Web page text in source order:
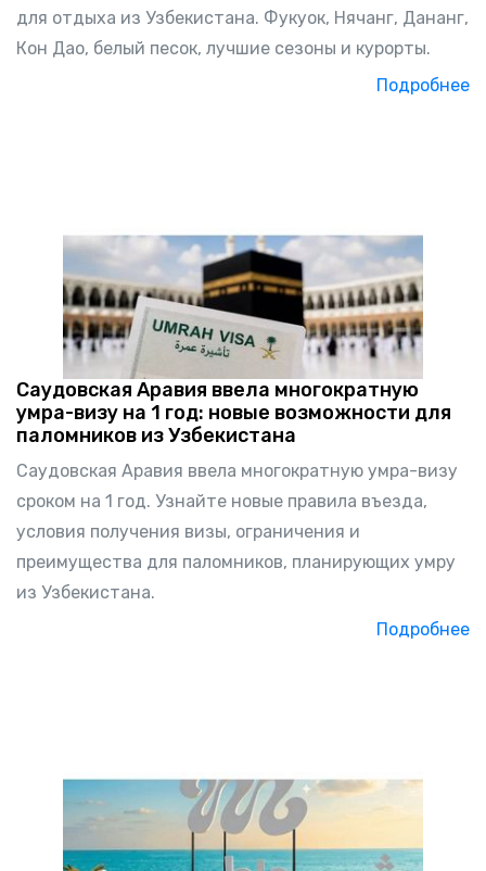
для отдыха из Узбекистана. Фукуок, Нячанг, Дананг,
Кон Дао, белый песок, лучшие сезоны и курорты.
Подробнее
Саудовская Аравия ввела многократную
умра-визу на 1 год: новые возможности для
паломников из Узбекистана
Саудовская Аравия ввела многократную умра-визу
сроком на 1 год. Узнайте новые правила въезда,
условия получения визы, ограничения и
преимущества для паломников, планирующих умру
из Узбекистана.
Подробнее